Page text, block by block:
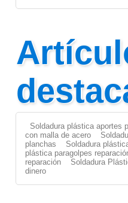
Soldadura plástica aportes
con malla de acero
planchas
Soldadura
plástica paragolpes
reparación
Soldadura
dinero